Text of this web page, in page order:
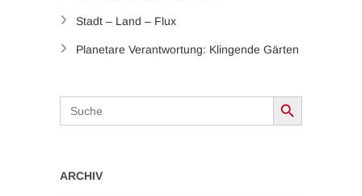
Stadt – Land – Flux
Planetare Verantwortung: Klingende Gärten
Search
for:
Search Button
ARCHIV